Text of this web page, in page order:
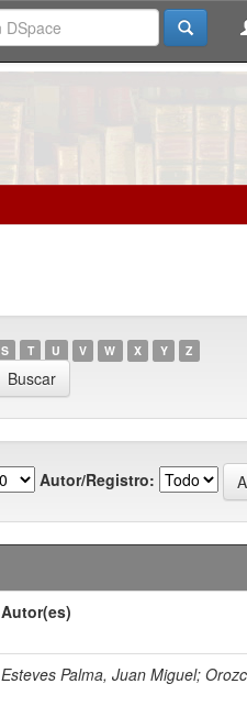
S T U V W X Y Z
Autor/Registro:
Autor(es)
Esteves Palma, Juan Miguel;